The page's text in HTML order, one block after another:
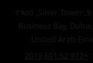
קומה 9, Silver Tower, משרד
901, Business Bay, Dubai,
United Arab
+972 52 601 2019